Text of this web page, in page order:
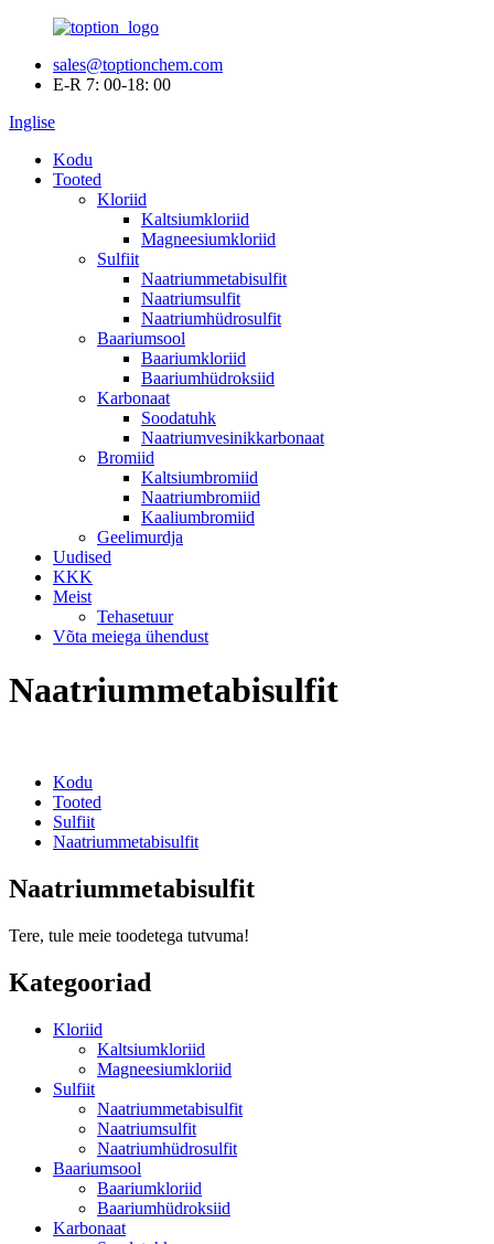
sales@toptionchem.com
E-R 7: 00-18: 00
Inglise
Kodu
Tooted
Kloriid
Kaltsiumkloriid
Magneesiumkloriid
Sulfiit
Naatriummetabisulfit
Naatriumsulfit
Naatriumhüdrosulfit
Baariumsool
Baariumkloriid
Baariumhüdroksiid
Karbonaat
Soodatuhk
Naatriumvesinikkarbonaat
Bromiid
Kaltsiumbromiid
Naatriumbromiid
Kaaliumbromiid
Geelimurdja
Uudised
KKK
Meist
Tehasetuur
Võta meiega ühendust
Naatriummetabisulfit
Kodu
Tooted
Sulfiit
Naatriummetabisulfit
Naatriummetabisulfit
Tere, tule meie toodetega tutvuma!
Kategooriad
Kloriid
Kaltsiumkloriid
Magneesiumkloriid
Sulfiit
Naatriummetabisulfit
Naatriumsulfit
Naatriumhüdrosulfit
Baariumsool
Baariumkloriid
Baariumhüdroksiid
Karbonaat